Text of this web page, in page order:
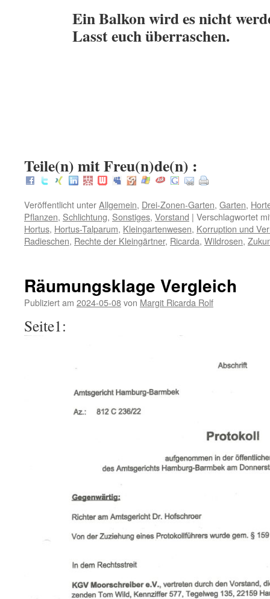
Ein Balkon wird es nicht
Lasst euch überraschen.
Teile(n) mit Freu(n)de(n) :
Veröffentlicht unterAllgemein, Drei-Zonen-Garten, Garten,
Pflanzen, Schlichtung, Sonstiges, Vorstand | Verschlagwortet
Hortus, Hortus-Talparum, Kleingartenwesen, Korruption und
Radieschen, Rechte der Kleingärtner, Ricarda, Wildrosen,
Räumungsklage Vergleich
Publiziert am 2024-05-08von Margit Ricarda Rolf
Seite1: